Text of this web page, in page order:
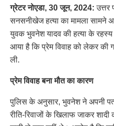
ग्रेटर नोएडा, 30 जून, 2024: उत्तर
सनसनीखेज हत्या का मामला सामने
युवक भुवनेश यादव की हत्या के
आया है कि प्रेम विवाह को लेकर की
ली.
प्रेम विवाह बना मौत का कारण
पुलिस के अनुसार, भुवनेश ने अपनी
रीति-रिवाजों के खिलाफ जाकर